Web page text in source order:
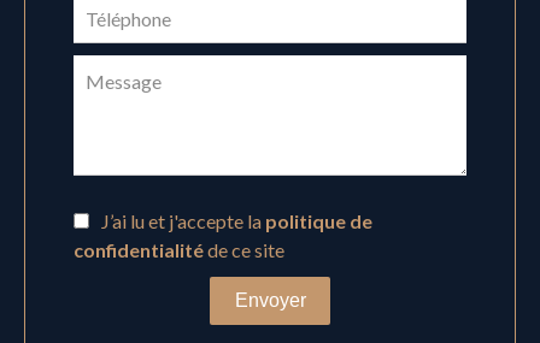
J’ai lu et j'accepte la politique de
confidentialitéde ce site
Envoyer